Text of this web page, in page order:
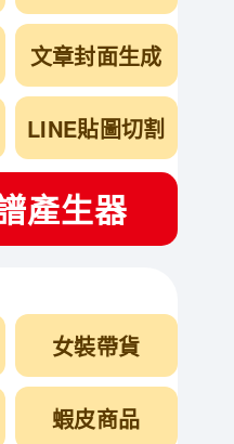
文章封面生成
LINE貼圖切割
產生器
女裝帶貨
蝦皮商品